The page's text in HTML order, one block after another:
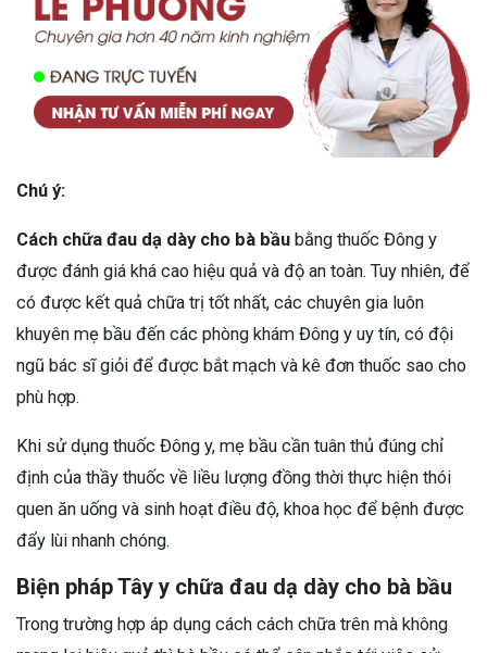
Chú ý:
Cách chữa đau dạ dày cho bà bầu bằng thuốc Đông y
được đánh giá khá cao hiệu quả và độ an toàn. Tuy nhiên, để
có được kết quả chữa trị tốt nhất, các chuyên gia luôn
khuyên mẹ bầu đến các phòng khám Đông y uy tín, có đội
ngũ bác sĩ giỏi để được bắt mạch và kê đơn thuốc sao cho
phù hợp.
Khi sử dụng thuốc Đông y, mẹ bầu cần tuân thủ đúng chỉ
định của thầy thuốc về liều lượng đồng thời thực hiện thói
quen ăn uống và sinh hoạt điều độ, khoa học để bệnh được
đẩy lùi nhanh chóng.
Biện pháp Tây y chữa đau dạ dày cho bà bầu
Trong trường hợp áp dụng cách cách chữa trên mà không